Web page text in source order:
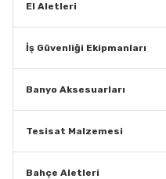
El Aletleri
İş Güvenliği Ekipmanları
Banyo Aksesuarları
Tesisat Malzemesi
Bahçe Aletleri